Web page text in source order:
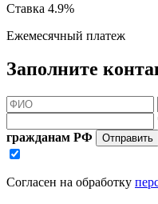
Ставка 4.9%
Ежемесячный платеж
Заполните
гражданам РФ
Отправить
Согласен на обработку